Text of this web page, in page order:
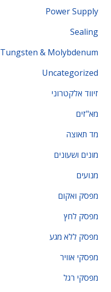
Power Supply
Sealing
Tungsten & Molybdenum
Uncategorized
זיווד אלקטרוני
מא"זים
מד תאוצה
מונים ושעונים
מנועים
מפסק ואקום
מפסק לחץ
מפסק ללא מגע
מפסקי אוויר
מפסקי רגל